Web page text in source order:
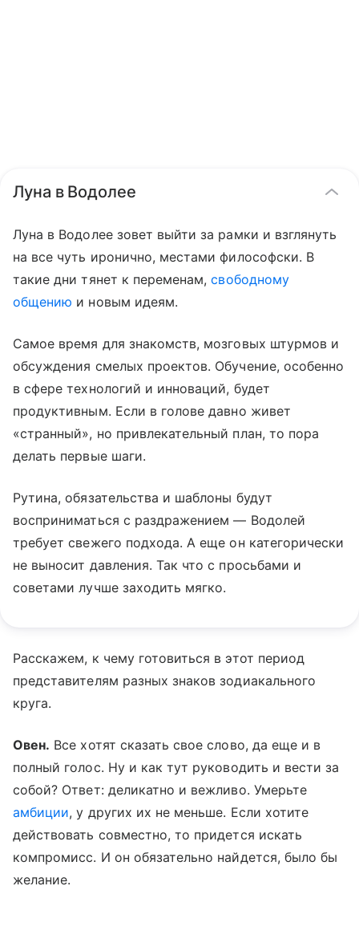
Луна в Водолее
Луна в Водолее зовет выйти за рамки и взглянуть
на все чуть иронично, местами философски. В
такие дни тянет к переменам,свободному
общению и новым идеям.
Самое время для знакомств, мозговых штурмов и
обсуждения смелых проектов. Обучение, особенно
в сфере технологий и инноваций, будет
продуктивным. Если в голове давно живет
«странный», но привлекательный план, то пора
делать первые шаги.
Рутина, обязательства и шаблоны будут
восприниматься с раздражением — Водолей
требует свежего подхода. А еще он категорически
не выносит давления. Так что с просьбами и
советами лучше заходить мягко.
Расскажем, к чему готовиться в этот период
представителям разных знаков зодиакального
круга.
Овен. Все хотят сказать свое слово, да еще и в
полный голос. Ну и как тут руководить и вести за
собой? Ответ: деликатно и вежливо. Умерьте
амбиции, у других их не меньше. Если хотите
действовать совместно, то придется искать
компромисс. И он обязательно найдется, было бы
желание.